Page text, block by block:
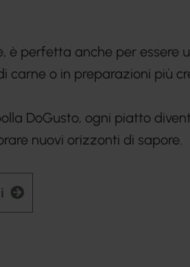
è perfetta anche per essere
carne o in preparazioni più
DoGusto, ogni piatto
nuovi orizzonti di sapore.